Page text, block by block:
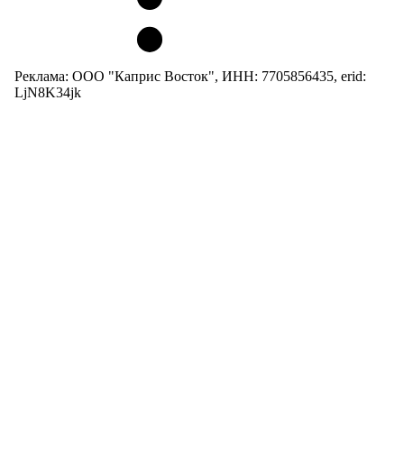
Реклама: ООО "Каприс Восток", ИНН: 7705856435, erid:
LjN8K34jk